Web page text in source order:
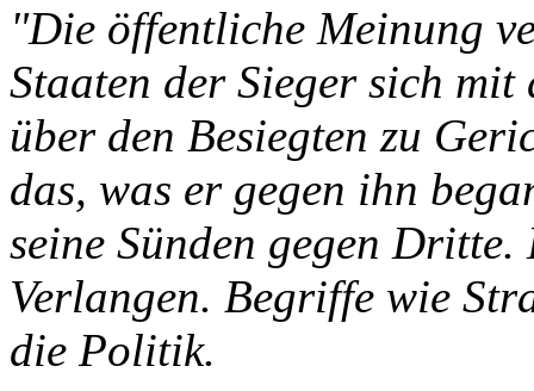
"Die öffentliche Meinung
Staaten der Sieger sich
über den Besiegten zu
das, was er gegen ihn
seine Sünden gegen
Verlangen. Begriffe wie
die Politik.